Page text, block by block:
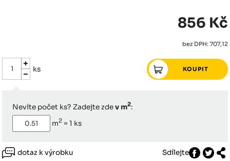
856 Kč
bez DPH: 707,12
ks
Nevíte počet ks? Zadejte zdev m2:
m2 =1 ks
dotaz k výrobku
Sdílejte